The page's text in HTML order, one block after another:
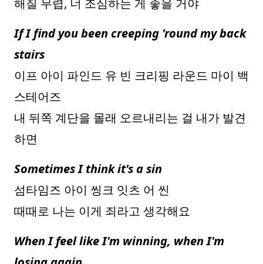
해질 무렵, 너 조심하는 게 좋을 거야
If I find you been creeping 'round my back
stairs
이프 아이 파인드 유 빈 크리핑 라운드 마이 백
스테어즈
내 뒤쪽 계단을 몰래 오르내리는 걸 내가 발견
하면
Sometimes I think it's a sin
섬타임즈 아이 씽크 잇츠 어 씬
때때로 나는 이게 죄라고 생각해요
When I feel like I'm winning, when I'm